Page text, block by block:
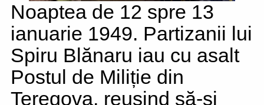
Noaptea de 12 spre 13
ianuarie 1949. Partizanii lui
Spiru Blănaru iau cu asalt
Postul de Miliție din
Teregova, reușind să-și